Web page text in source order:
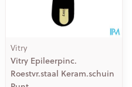
Vitry
Vitry Epileerpinc.
Roestvr.staal Keram.schuin